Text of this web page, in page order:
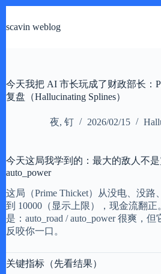
过
scavin weblog
今天我把 AI 市长玩成了财政部长：
复盘（Hallucinating Splines）
夜, 钉 2026/02/15
今天这局我学到的：最大的敌人不是
auto_power
这局（Prime Thicket）从没电、没
到 10000（显示上限），现金流翻正
是：auto_road / auto_power 很爽，
反咬你一口。
关键指标（先看结果）